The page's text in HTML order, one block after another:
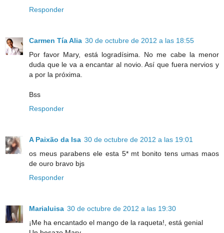
Responder
Carmen Tía Alia 30 de octubre de 2012 a las 18:55
Por favor Mary, está logradísima. No me cabe la menor
duda que le va a encantar al novio. Así que fuera nervios y
a por la próxima.
Bss
Responder
A Paixão da Isa 30 de octubre de 2012 a las 19:01
os meus parabens ele esta 5* mt bonito tens umas maos
de ouro bravo bjs
Responder
Marialuisa 30 de octubre de 2012 a las 19:30
¡Me ha encantado el mango de la raqueta!, está genial